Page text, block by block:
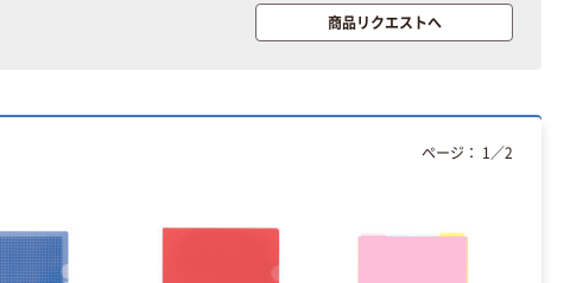
商品リクエストへ
ページ： 1 ／2
本気プライス
アスクル クリア